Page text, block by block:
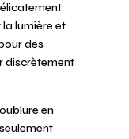
lumière et
des
discrètement
en